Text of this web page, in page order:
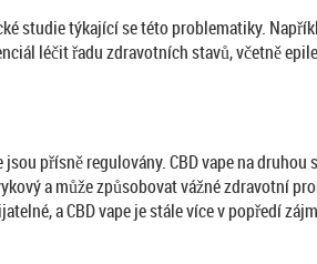
studie týkající se této problematiky.
léčit řadu zdravotních stavů, včetně
přísně regulovány. CBD vape na
a může způsobovat vážné zdravotní
a CBD vape je stále více v popředí